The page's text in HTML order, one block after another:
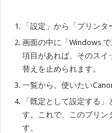
「設定」から「プリン
画面の中に「Windows
項目があれば、そのスイ
替えを止められます。
一覧から、使いたい
「既定として設定する
す。これで、このプリン
す。